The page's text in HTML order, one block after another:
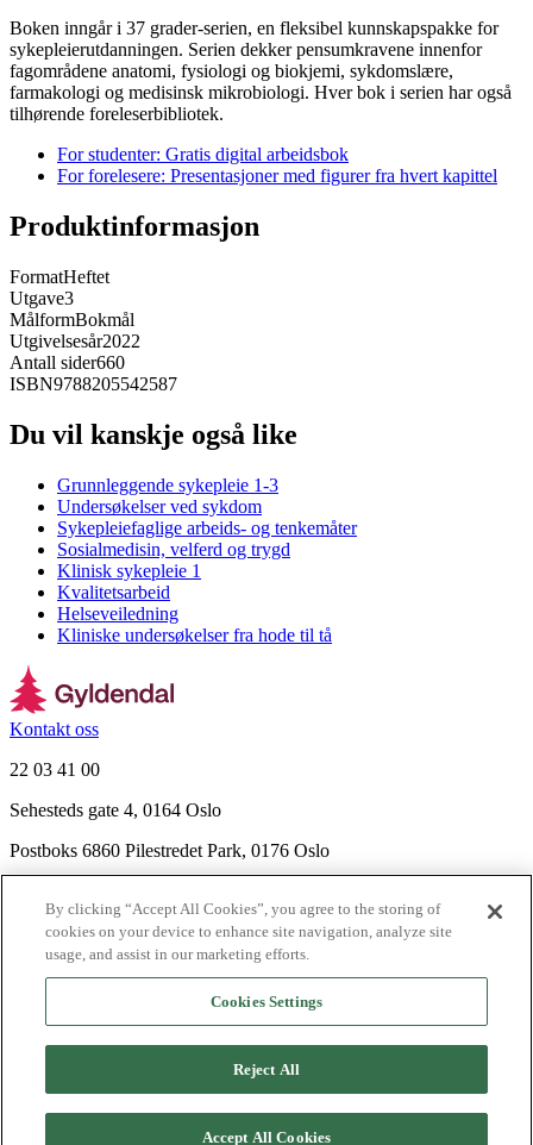
Boken inngår i 37 grader-serien, en fleksibel kunnskapspakke for
sykepleierutdanningen. Serien dekker pensumkravene innenfor
fagområdene anatomi, fysiologi og biokjemi, sykdomslære,
farmakologi og medisinsk mikrobiologi. Hver bok i serien har også
tilhørende foreleserbibliotek.
For studenter: Gratis digital arbeidsbok
For forelesere: Presentasjoner med figurer fra hvert kapittel
Produktinformasjon
FormatHeftet
Utgave3
MålformBokmål
Utgivelsesår2022
Antall sider660
ISBN9788205542587
Du vil kanskje også like
Grunnleggende sykepleie 1-3
Undersøkelser ved sykdom
Sykepleiefaglige arbeids- og tenkemåter
Sosialmedisin, velferd og trygd
Klinisk sykepleie 1
Kvalitetsarbeid
Helseveiledning
Kliniske undersøkelser fra hode til tå
Kontakt oss
22 03 41 00
Sehesteds gate 4, 0164 Oslo
Postboks 6860 Pilestredet Park, 0176 Oslo
Nyhetsbrev
Ledige stillinger
Send inn manus
Agency
By clicking “Accept All Cookies”, you agree to the storing of
cookies on your device to enhance site navigation, analyze site
usage, and assist in our marketing efforts.
Cookies Settings
Reject All
Accept All Cookies